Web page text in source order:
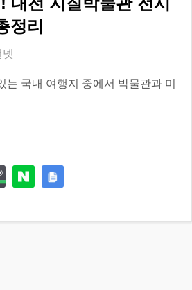
정리
넷
는 국내 여행지 중에서 박물관과 미